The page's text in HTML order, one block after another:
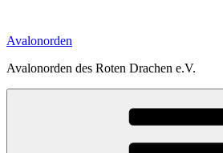
springen
Avalonorden
Avalonorden des Roten Drachen e.V.